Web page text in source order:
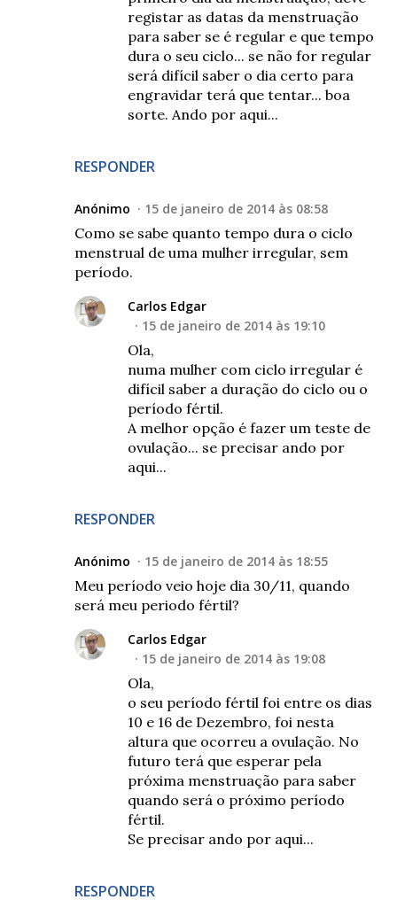
RESPONDER
registar as datas da menstruação
para saber se é regular e que tempo
dura o seu ciclo... se não for regular
será difícil saber o dia certo para
engravidar terá que tentar... boa
sorte. Ando por aqui...
Anónimo 15 de janeiro de 2014 às 08:58
Como se sabe quanto tempo dura o ciclo
menstrual de uma mulher irregular, sem
período.
RESPONDER
Carlos Edgar
15 de janeiro de 2014 às 19:10
Ola,
numa mulher com ciclo irregular é
difícil saber a duração do ciclo ou o
período fértil.
A melhor opção é fazer um teste de
ovulação... se precisar ando por
aqui...
Anónimo 15 de janeiro de 2014 às 18:55
Meu período veio hoje dia 30/11, quando
será meu periodo fértil?
RESPONDER
Carlos Edgar
15 de janeiro de 2014 às 19:08
Ola,
o seu período fértil foi entre os dias
10 e 16 de Dezembro, foi nesta
altura que ocorreu a ovulação. No
futuro terá que esperar pela
próxima menstruação para saber
quando será o próximo período
fértil.
Se precisar ando por aqui...